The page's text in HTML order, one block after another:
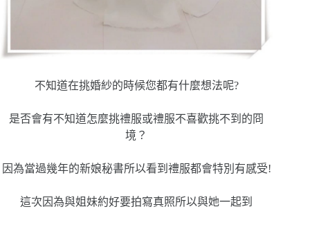
不知道在挑婚紗的時候您都有什麼想法呢?
是否會有不知道怎麼挑禮服或禮服不喜歡挑不到的冏
境？
因為當過幾年的新娘秘書所以看到禮服都會特別有感受!
這次因為與姐妹約好要拍寫真照所以與她一起到